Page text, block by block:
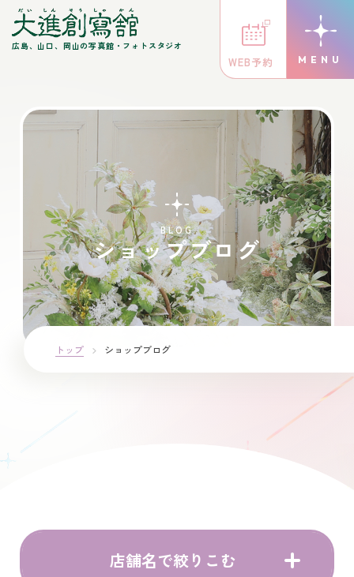
広島、山口、岡山の写真館・フォトスタジオ
WEB予約
BLOG
ショップブログ
トップ ショップブログ
店舗名で絞りこむ